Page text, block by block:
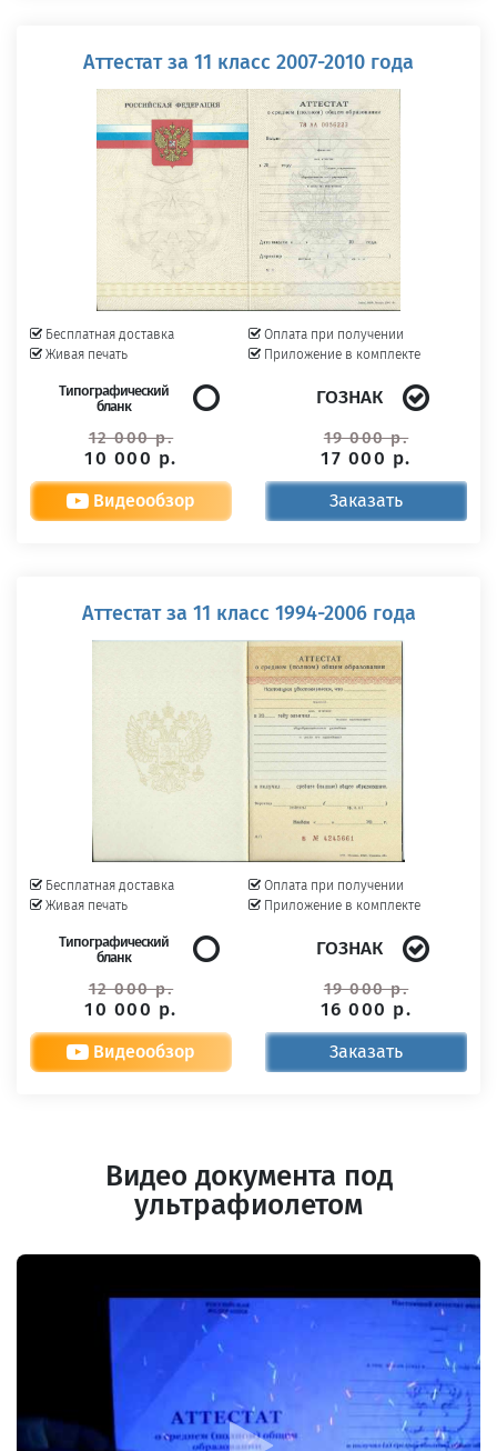
Аттестат за 11 класс 2007-2010 года
Бесплатная доставка
Живая печать
Оплата при получении
Приложение в комплекте
Типографический
бланк
12 000 р.
10 000 р.
ГОЗНАК
19 000 р.
17 000 р.
Видеообзор Заказать
Аттестат за 11 класс 1994-2006 года
Бесплатная доставка
Живая печать
Оплата при получении
Приложение в комплекте
Типографический
бланк
12 000 р.
10 000 р.
ГОЗНАК
19 000 р.
16 000 р.
Видеообзор Заказать
Видео документа под
ультрафиолетом